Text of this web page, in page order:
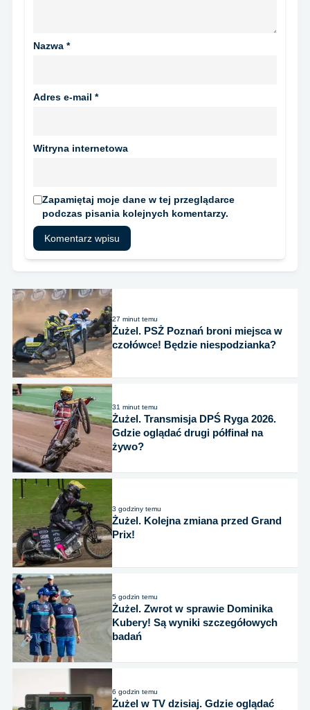
Nazwa *
Adres e-mail *
Witryna internetowa
Zapamiętaj moje dane w tej przeglądarce
podczas pisania kolejnych komentarzy.
27 minut temu
Żużel. PSŻ Poznań broni miejsca w
czołówce! Będzie niespodzianka?
31 minut temu
Żużel. Transmisja DPŚ Ryga 2026.
Gdzie oglądać drugi półfinał na
żywo?
3 godziny temu
Żużel. Kolejna zmiana przed Grand
Prix!
5 godzin temu
Żużel. Zwrot w sprawie Dominika
Kubery! Są wyniki szczegółowych
badań
6 godzin temu
Żużel w TV dzisiaj. Gdzie oglądać